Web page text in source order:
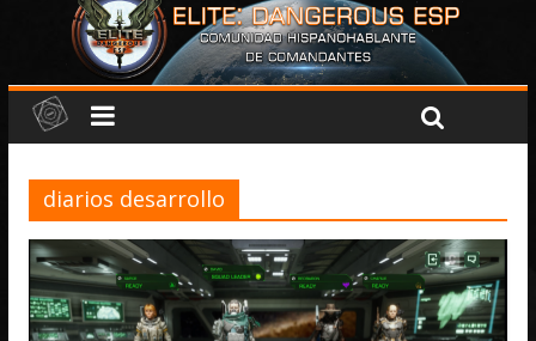
diarios desarrollo